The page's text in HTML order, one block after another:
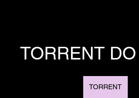
TORRENT
TORRENT